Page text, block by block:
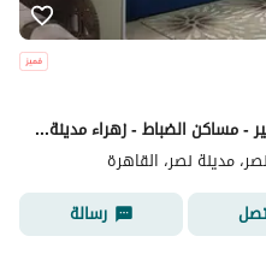
شقة سوبر لوكس مميزة جدا بالاسانسير - مساكن الضباط - زهراء مدينة نصر
مدينة نصر، القاهرة
رسالة